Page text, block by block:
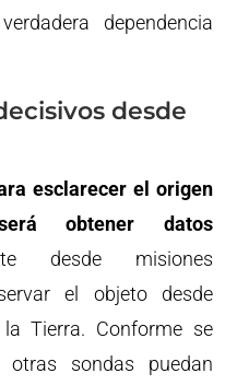
dependencia
desde
esclarecer el origen
obtener datos
desde misiones
el objeto desde
Tierra. Conforme se
sondas puedan